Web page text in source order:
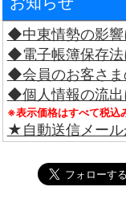
◆中東情勢の影響
◆電子帳簿保存法
◆会員のお客さま
◆個人情報の流出
※表示価格はすべて税込
★自動送信メール